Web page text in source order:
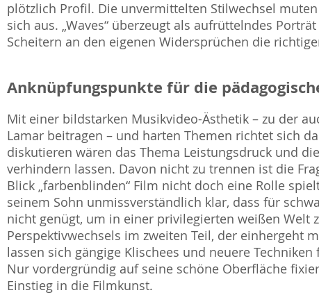
plötzlich Profil. Die unvermittelten Stilwechsel
sich aus. „Waves“ überzeugt als aufrüttelndes
Scheitern an den eigenen Widersprüchen die
Anknüpfungspunkte für die
Mit einer bildstarken Musikvideo-Ästhetik – zu der
Lamar beitragen – und harten Themen richtet sich
diskutieren wären das Thema Leistungsdruck und
verhindern lassen. Davon nicht zu trennen ist die
Blick „farbenblinden“ Film nicht doch eine Rolle
seinem Sohn unmissverständlich klar, dass für
nicht genügt, um in einer privilegierten weißen Welt
Perspektivwechsels im zweiten Teil, der einhergeht
lassen sich gängige Klischees und neuere
Nur vordergründig auf seine schöne Oberfläche
Einstieg in die Filmkunst.